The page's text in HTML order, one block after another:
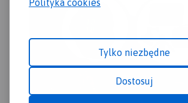
Polityka cookies
Tylko niezbędne
Dostosuj
rowerową wzdłuż Popradu. Tel.
historyczne po
nad Dunajcem,
trasy do 11
są usytuowane